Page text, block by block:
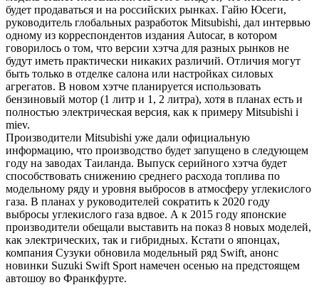
будет продаваться и на российских рынках. Гайю Юсеги,
руководитель глобальных разработок Mitsubishi, дал интервью
одному из корреспондентов издания Autocar, в котором
говорилось о том, что версии хэтча для разных рынков не
будут иметь практически никаких различий. Отличия могут
быть только в отделке салона или настройках силовых
агрегатов. В новом хэтче планируется использовать
бензиновый мотор (1 литр и 1, 2 литра), хотя в планах есть и
полностью электрическая версия, как к примеру Mitsubishi i
miev.
Производители Mitsubishi уже дали официальную
информацию, что производство будет запущено в следующем
году на заводах Таиланда. Выпуск серийного хэтча будет
способствовать снижению среднего расхода топлива по
модельному ряду и уровня выбросов в атмосферу углекислого
газа. В планах у руководителей сократить к 2020 году
выбросы углекислого газа вдвое. А к 2015 году японские
производители обещали выставить на показ 8 новых моделей,
как электрических, так и гибридных. Кстати о японцах,
компания Сузуки обновила модельный ряд Swift, анонс
новинки Suzuki Swift Sport намечен осенью на предстоящем
автошоу во Франкфурте.